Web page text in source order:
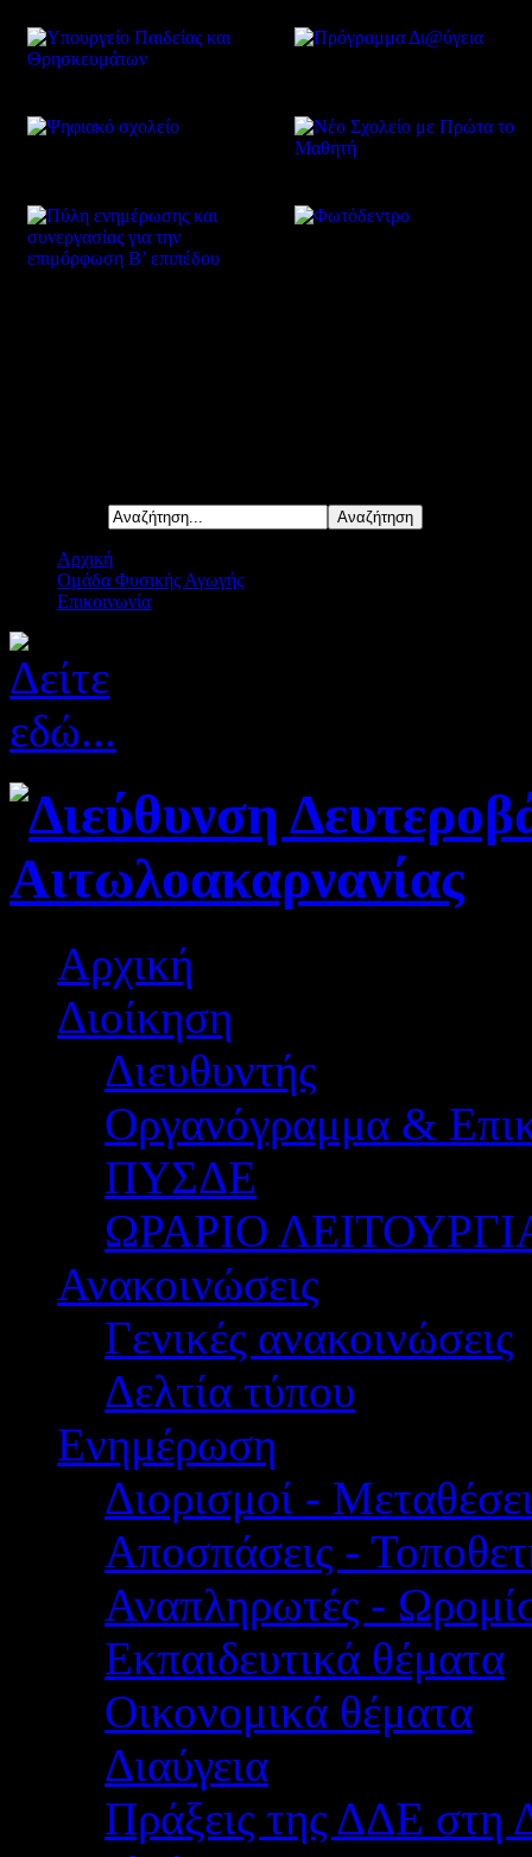
Αρχική
Ομάδα Φυσικής Αγωγής
Επικοινωνία
Αρχική
Διοίκηση
Διευθυντής
Οργανόγραμμα &
ΠΥΣΔΕ
ΩΡΑΡΙΟ
Ανακοινώσεις
Γενικές ανακοινώσεις
Δελτία τύπου
Ενημέρωση
Διορισμοί -
Αποσπάσεις -
Αναπληρωτές -
Εκπαιδευτικά θέματα
Οικονομικά θέματα
Διαύγεια
Πράξεις της ΔΔΕ στη